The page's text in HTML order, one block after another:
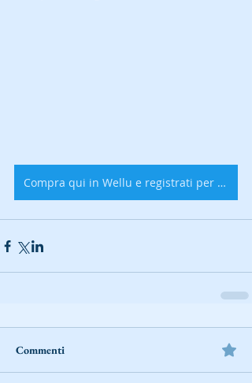
Compra qui in Wellu e registrati per avere PROMO
Commenti